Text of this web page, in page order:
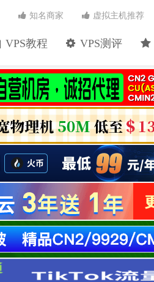
VPS教程 VPS测评
知名商家 虚拟主机推荐